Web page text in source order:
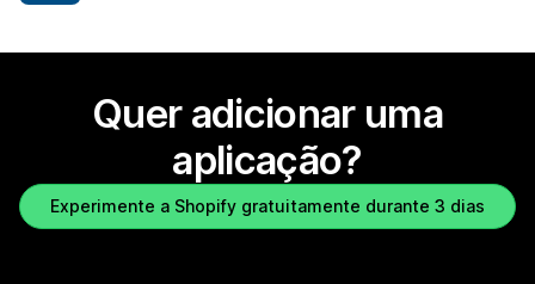
Quer adicionar uma
aplicação?
Experimente a Shopify gratuitamente durante 3 dias